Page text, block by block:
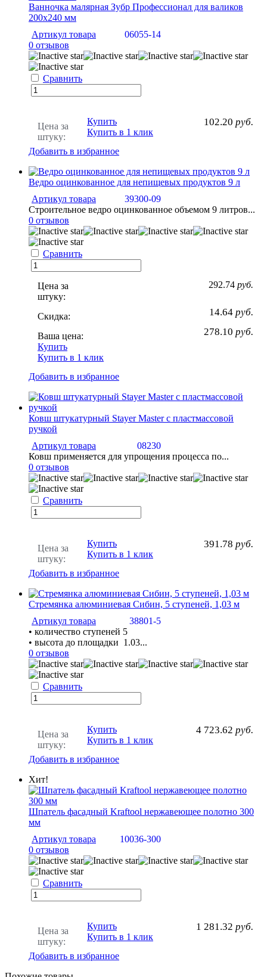
Ванночка малярная Зубр Профессионал для валиков
200х240 мм
Артикул товара
06055-14
0 отзывов
Сравнить
Цена за
штуку:
102.20 руб.
Купить
Купить в 1 клик
Добавить в избранное
Ведро оцинкованное для непищевых продуктов 9 л
Артикул товара
39300-09
Строительное ведро оцинкованное объемом 9 литров...
0 отзывов
Сравнить
Цена за
штуку:
292.74 руб.
Скидка: 14.64 руб.
Ваша цена: 278.10 руб.
Купить
Купить в 1 клик
Добавить в избранное
Ковш штукатурный Stayer Master с пластмассовой
ручкой
Артикул товара
08230
Ковш применяется для упрощения процесса по...
0 отзывов
Сравнить
Цена за
штуку:
391.78 руб.
Купить
Купить в 1 клик
Добавить в избранное
Стремянка алюминиевая Сибин, 5 ступеней, 1,03 м
Артикул товара
38801-5
• количество ступеней 5
• высота до площадки 1.03...
0 отзывов
Сравнить
Цена за
штуку:
4 723.62 руб.
Купить
Купить в 1 клик
Добавить в избранное
Хит!
Шпатель фасадный Kraftool нержавеющее полотно 300
мм
Артикул товара
10036-300
0 отзывов
Сравнить
Цена за
штуку:
1 281.32 руб.
Купить
Купить в 1 клик
Добавить в избранное